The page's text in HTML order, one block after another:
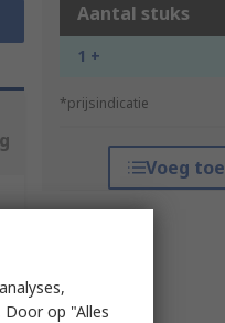
Aantal stuks
1 +
*prijsindicatie
Voeg
op "Alles